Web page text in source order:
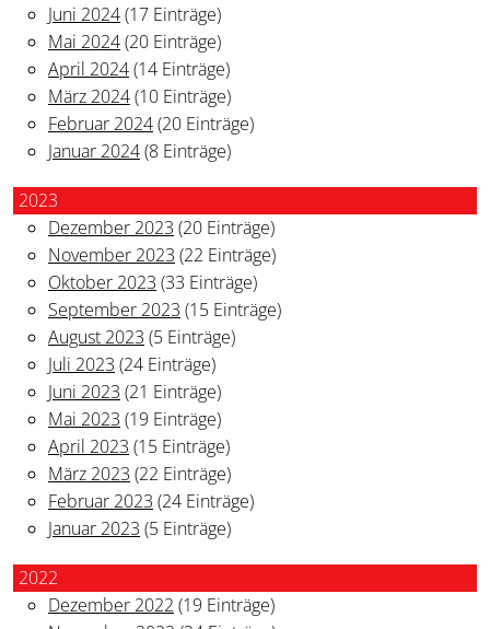
Juni 2024(17 Einträge)
Mai 2024(20 Einträge)
April 2024(14 Einträge)
März 2024(10 Einträge)
Februar 2024(20 Einträge)
Januar 2024(8 Einträge)
2023
Dezember 2023 (20 Einträge)
November 2023 (22 Einträge)
Oktober 2023 (33 Einträge)
September 2023 (15 Einträge)
August 2023 (5 Einträge)
Juli 2023 (24 Einträge)
Juni 2023 (21 Einträge)
Mai 2023 (19 Einträge)
April 2023 (15 Einträge)
März 2023 (22 Einträge)
Februar 2023 (24 Einträge)
Januar 2023 (5 Einträge)
2022
Dezember 2022 (19 Einträge)